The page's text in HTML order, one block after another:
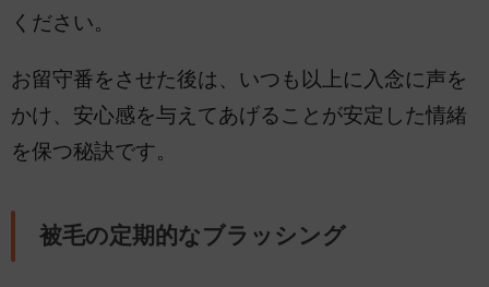
ください。
お留守番をさせた後は、いつも以上に入念に声を
かけ、安心感を与えてあげることが安定した情緒
を保つ秘訣です。
被毛の定期的なブラッシング